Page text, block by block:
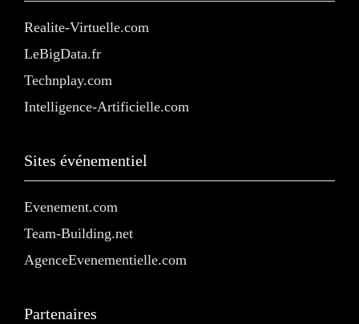
Realite-Virtuelle.com
LeBigData.fr
Technplay.com
Intelligence-Artificielle.com
Sites événementiel
Evenement.com
Team-Building.net
AgenceEvenementielle.com
Partenaires